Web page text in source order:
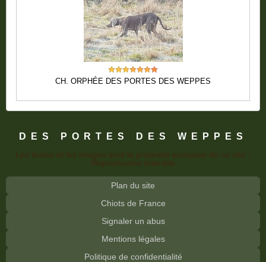
CH. ORPHÉE DES PORTES DES WEPPES
DES PORTES DES WEPPES
Reproduction Interdite
Plan du site
Chiots de France
Signaler un abus
Mentions légales
Politique de confidentialité